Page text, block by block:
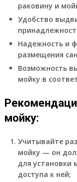
раковину и
Удобство
Надежность и
размещения
Возможность
мойку в
мойку:
Учитывайте
мойку — он
для установки
доступа к ней;